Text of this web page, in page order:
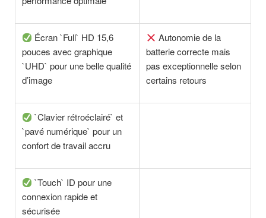
Écran `Full` HD 15,6
pouces avec graphique
`UHD` pour une belle qualité
d’image
Autonomie de la
batterie correcte mais
pas exceptionnelle selon
certains retours
`Clavier rétroéclairé` et
`pavé numérique` pour un
confort de travail accru
`Touch` ID pour une
connexion rapide et
sécurisée